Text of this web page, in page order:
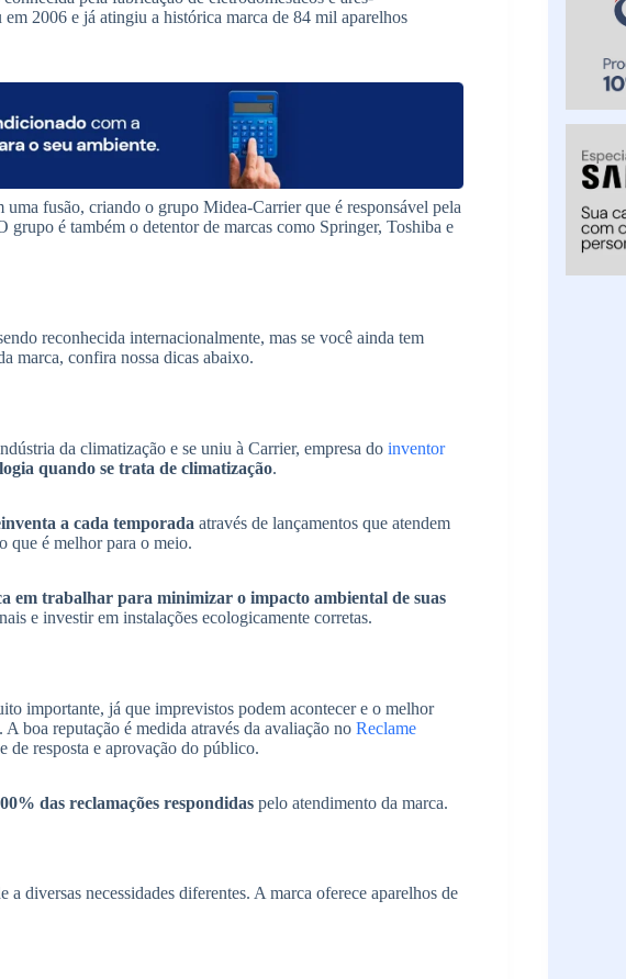
2006 e já atingiu a histórica marca de 84 mil aparelhos
fusão, criando o grupo Midea-Carrier que é responsável pela
é também o detentor de marcas como Springer, Toshiba e
reconhecida internacionalmente, mas se você ainda tem
marca, confira nossa dicas abaixo.
da climatização e se uniu à Carrier, empresa do inventor
quando se trata de climatização.
a cada temporada através de lançamentos que atendem
que é melhor para o meio.
em trabalhar para minimizar o impacto ambiental de suas
e investir em instalações ecologicamente corretas.
importante, já que imprevistos podem acontecer e o melhor
boa reputação é medida através da avaliação no Reclame
de resposta e aprovação do público.
das reclamações respondidas pelo atendimento da marca.
diversas necessidades diferentes. A marca oferece aparelhos de